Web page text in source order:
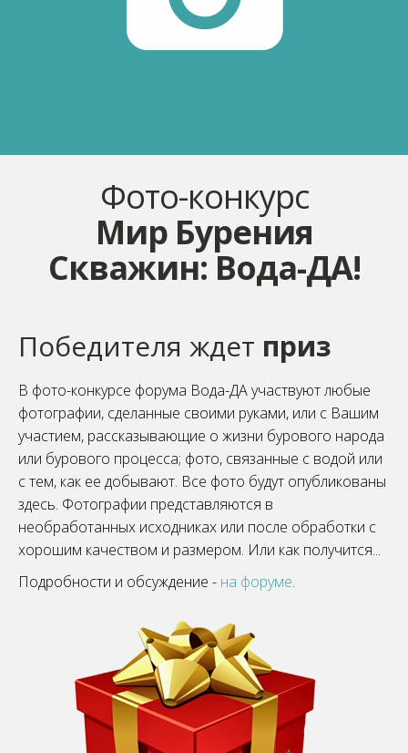
Фото-конкурс
Мир Бурения
Скважин: Вода-ДА!
Победителя ждет приз
В фото-конкурсе форума Вода-ДА участвуют любые
фотографии, сделанные своими руками, или с Вашим
участием, рассказывающие о жизни бурового народа
или бурового процесса; фото, связанные с водой или
с тем, как ее добывают. Все фото будут опубликованы
здесь. Фотографии представляются в
необработанных исходниках или после обработки с
хорошим качеством и размером. Или как получится...
Подробности и обсуждение - на форуме.